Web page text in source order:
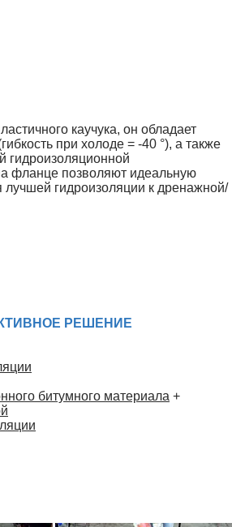
каучука, он обладает
при холоде = -40 °), а также
гидроизоляционной
фланце позволяют идеальную
лучшей гидроизоляции к дренажной/
РЕШЕНИЕ
битумного материала +